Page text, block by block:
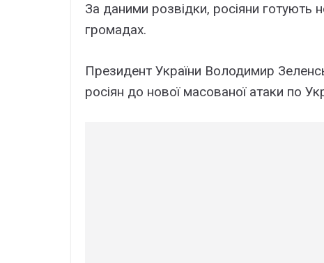
За даними розвідки, росіяни готують
громадах.
Президент України Володимир
росіян до нової масованої атаки по